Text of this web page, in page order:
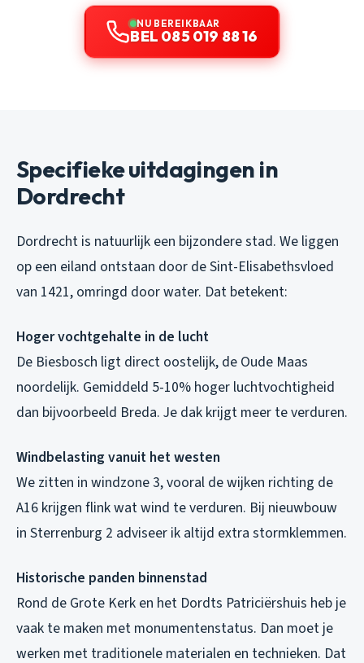
NU BEREIKBAAR
BEL 085 019 88 16
Specifieke uitdagingen in
Dordrecht
Dordrecht is natuurlijk een bijzondere stad. We liggen
op een eiland ontstaan door de Sint-Elisabethsvloed
van 1421, omringd door water. Dat betekent:
Hoger vochtgehalte in de lucht
De Biesbosch ligt direct oostelijk, de Oude Maas
noordelijk. Gemiddeld 5-10% hoger luchtvochtigheid
dan bijvoorbeeld Breda. Je dak krijgt meer te verduren.
Windbelasting vanuit het westen
We zitten in windzone 3, vooral de wijken richting de
A16 krijgen flink wat wind te verduren. Bij nieuwbouw
in Sterrenburg 2 adviseer ik altijd extra stormklemmen.
Historische panden binnenstad
Rond de Grote Kerk en het Dordts Patriciërshuis heb je
vaak te maken met monumentenstatus. Dan moet je
werken met traditionele materialen en technieken. Dat